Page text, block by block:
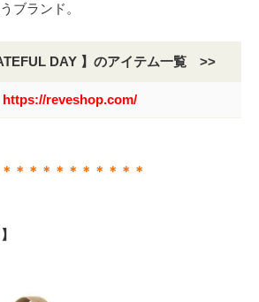
ブランド。
DAY 】のアイテム一覧 >>
reveshop.com/
＊＊＊＊＊＊＊＊＊＊